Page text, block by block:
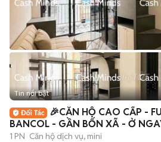
Tin nổi bật
🎉CĂN HỘ CAO CẤP -
BANCOL - GẦN BỐN XÃ - Ở
1 PN Căn hộ dịch vụ, mini